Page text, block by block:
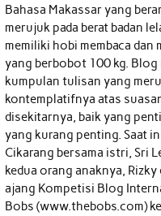
Bahasa Makassar yang
merujuk pada berat badan
memiliki hobi membaca dan
yang berbobot 100 kg. Blog
kumpulan tulisan yang
kontemplatifnya atas
disekitarnya, baik yang
yang kurang penting. Saat
Cikarang bersama istri, Sri
kedua orang anaknya, Rizky
ajang Kompetisi Blog
Bobs (www.thebobs.com)